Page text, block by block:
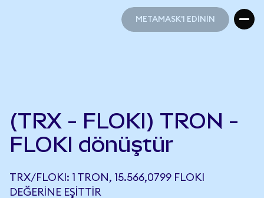
METAMASK'I EDİNİN
(TRX - FLOKI) TRON -
FLOKI dönüştür
TRX/FLOKI: 1 TRON, 15.566,0799 FLOKI
DEĞERINE EŞITTIR